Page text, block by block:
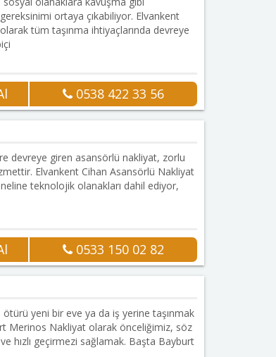
ortaya çıkabiliyor. Elvankent
tüm taşınma ihtiyaçlarında devreye
0538 422 33 56
devreye giren asansörlü nakliyat, zorlu
Elvankent Cihan Asansörlü Nakliyat
teknolojik olanakları dahil ediyor,
0533 150 02 82
ötürü yeni bir eve ya da iş yerine taşınmak
Merinos Nakliyat olarak önceliğimiz, söz
hızlı geçirmezi sağlamak. Başta Bayburt